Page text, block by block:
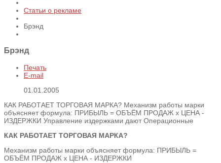
Статьи о рекламе
Брэнд
Брэнд
Печать
E-mail
01.01.2005
КАК РАБОТАЕТ ТОРГОВАЯ МАРКА? Механизм работы марки
объясняет формула: ПРИБЫЛЬ = ОБЪЁМ ПРОДАЖ х ЦЕНА -
ИЗДЕРЖКИ Управление издержками дают Операционные
КАК РАБОТАЕТ ТОРГОВАЯ МАРКА?
Механизм работы марки объясняет формула: ПРИБЫЛЬ =
ОБЪЁМ ПРОДАЖ х ЦЕНА - ИЗДЕРЖКИ